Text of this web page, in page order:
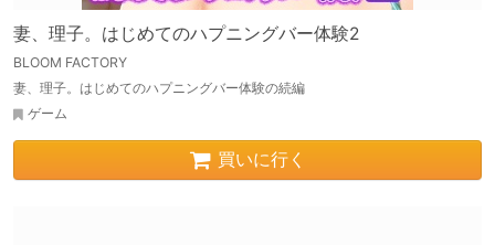
妻、理子。はじめてのハプニングバー体験2
BLOOM FACTORY
妻、理子。はじめてのハプニングバー体験の続編
ゲーム
買いに行く